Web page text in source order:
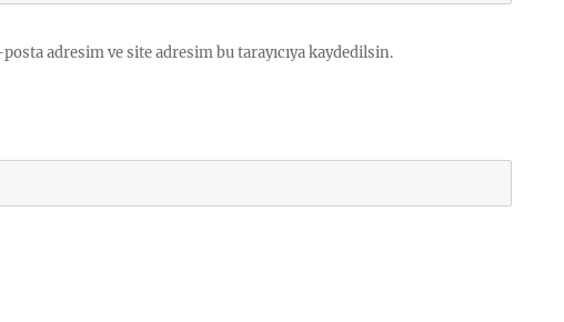
adresim ve site adresim bu tarayıcıya kaydedilsin.